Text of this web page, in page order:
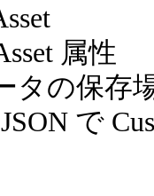
属性
タの保存
で